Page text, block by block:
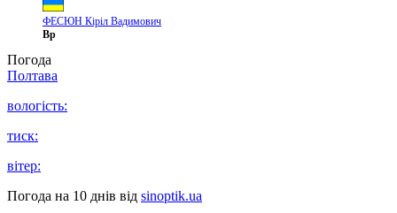
ФЕСЮН Кіріл Вадимович
Вр
Погода
Полтава
вологість:
тиск:
вітер:
Погода на 10 днів від sinoptik.ua